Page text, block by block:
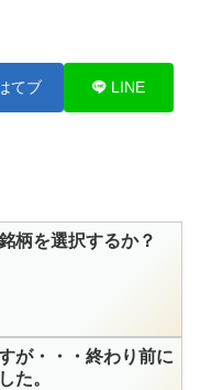
てブ LINE
柄を選択するか？
が・・・終わり前に
た。